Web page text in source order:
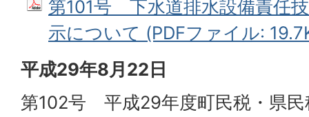
第101号 下水道排水設備責任
示について (PDFファイル:
平成29年8月22日
第102号 平成29年度町民税・県民